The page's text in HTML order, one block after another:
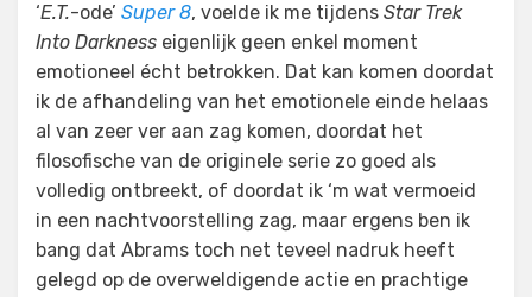
‘E.T.-ode’ Super 8, voelde ik me tijdens Star Trek
Into Darkness eigenlijk geen enkel moment
emotioneel écht betrokken. Dat kan komen doordat
ik de afhandeling van het emotionele einde helaas
al van zeer ver aan zag komen, doordat het
filosofische van de originele serie zo goed als
volledig ontbreekt, of doordat ik ‘m wat vermoeid
in een nachtvoorstelling zag, maar ergens ben ik
bang dat Abrams toch net teveel nadruk heeft
gelegd op de overweldigende actie en prachtige